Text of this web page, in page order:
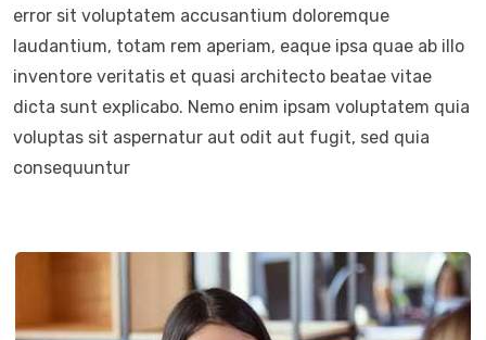
error sit voluptatem accusantium doloremque
laudantium, totam rem aperiam, eaque ipsa quae ab illo
inventore veritatis et quasi architecto beatae vitae
dicta sunt explicabo. Nemo enim ipsam voluptatem quia
voluptas sit aspernatur aut odit aut fugit, sed quia
consequuntur